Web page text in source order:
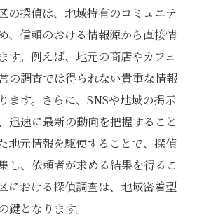
の探偵は、地域特有のコミュニテ
、信頼のおける情報源から直接情
す。例えば、地元の商店やカフェ
の調査では得られない貴重な情報
ます。さらに、SNSや地域の掲示
迅速に最新の動向を把握すること
地元情報を駆使することで、探偵
し、依頼者が求める結果を得るこ
における探偵調査は、地域密着型
鍵となります。